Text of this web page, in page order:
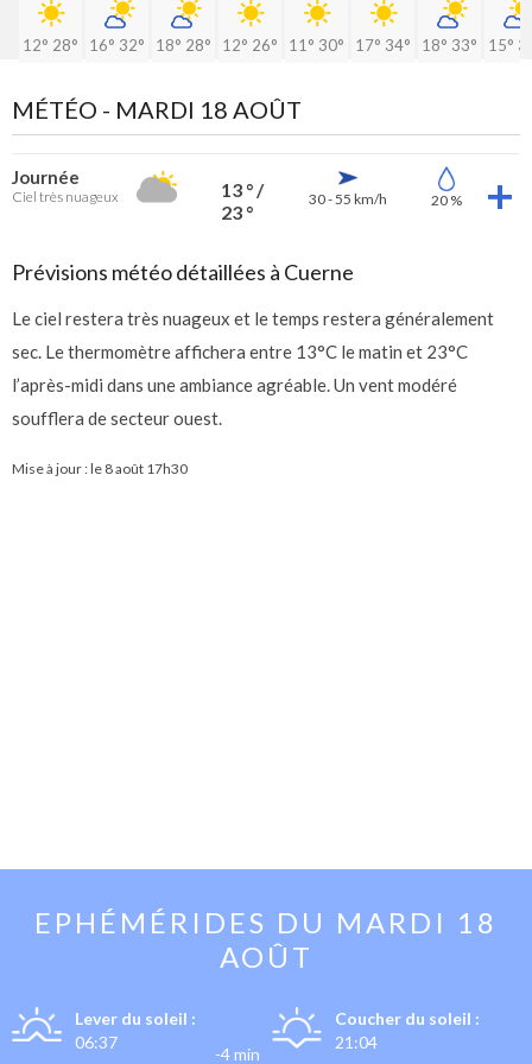
12° 28° 16° 32° 18° 28° 12° 26° 11° 30° 17° 34° 18° 33° 15°
MÉTÉO - MARDI 18 AOÛT
Journée
Ciel très nuageux
13 ° /
23 °
30 - 55 km/h 20 %
Prévisions météo détaillées à Cuerne
Le ciel restera très nuageux et le temps restera généralement
sec. Le thermomètre affichera entre 13°C le matin et 23°C
l’après-midi dans une ambiance agréable. Un vent modéré
soufflera de secteur ouest.
Mise à jour : le 8 août 17h30
EPHÉMÉRIDES DU MARDI 18
AOÛT
Lever du soleil :
06:37
-4 min
Coucher du soleil :
21:04